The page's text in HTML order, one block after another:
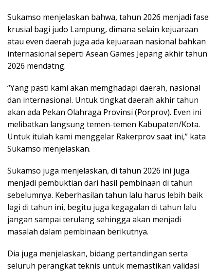
Sukamso menjelaskan bahwa, tahun 2026 menjadi fase
krusial bagi judo Lampung, dimana selain kejuaraan
atau even daerah juga ada kejuaraan nasional bahkan
internasional seperti Asean Games Jepang akhir tahun
2026 mendatng.
“Yang pasti kami akan memghadapi daerah, nasional
dan internasional. Untuk tingkat daerah akhir tahun
akan ada Pekan Olahraga Provinsi (Porprov). Even ini
melibatkan langsung temen-temen Kabupaten/Kota.
Untuk itulah kami menggelar Rakerprov saat ini,” kata
Sukamso menjelaskan.
Sukamso juga menjelaskan, di tahun 2026 ini juga
menjadi pembuktian dari hasil pembinaan di tahun
sebelumnya. Keberhasilan tahun lalu harus lebih baik
lagi di tahun ini, begitu juga kegagalan di tahun lalu
jangan sampai terulang sehingga akan menjadi
masalah dalam pembinaan berikutnya.
Dia juga menjelaskan, bidang pertandingan serta
seluruh perangkat teknis untuk memastikan validasi